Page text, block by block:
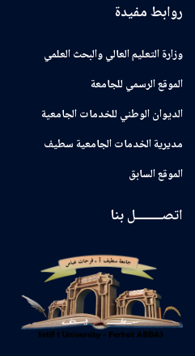
روابط مفيدة
وزارة التعليم العالي والبحث العلمي
الموقع الرسمي للجامعة
ﺍﻟﺪﻳﻮﺍﻥ ﺍﻟﻮﻃﻨﻲ ﻟﻠﺨﺪﻣﺎﺕ ﺍﻟﺠﺎﻣﻌﻴﺔ
مديرية الخدمات الجامعية سطيف
الموقع السابق
اتصــــــــل بنا